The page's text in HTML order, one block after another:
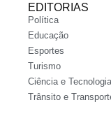
EDITORIAS
Política
Educação
Esportes
Turismo
Ciência e Tecnologia
Trânsito e